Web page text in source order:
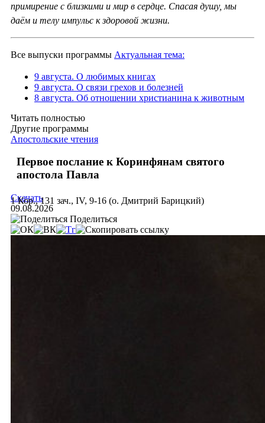
примирение с близкими и мир в сердце. Спасая душу, мы
даём и телу импульс к здоровой жизни.
Все выпуски программы Актуальная тема:
9 августа. О любимых книгах
9 августа. О связи грехов и болезней
8 августа. Об отношении христианина к животным
Читать полностью
Другие программы
Апостольские чтения
Первое послание к Коринфянам святого
апостола Павла
1 Кор., 131 зач., IV, 9-16 (о. Дмитрий Барицкий)
Скачать
09.08.2026
Поделиться